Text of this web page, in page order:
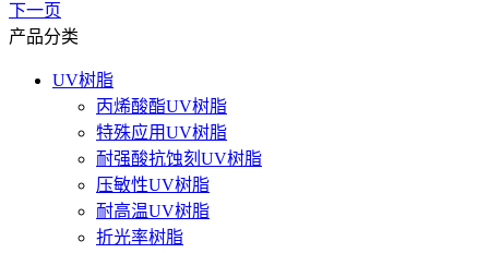
下一页
产品分类
UV树脂
丙烯酸酯UV树脂
特殊应用UV树脂
耐强酸抗蚀刻UV树脂
压敏性UV树脂
耐高温UV树脂
折光率树脂